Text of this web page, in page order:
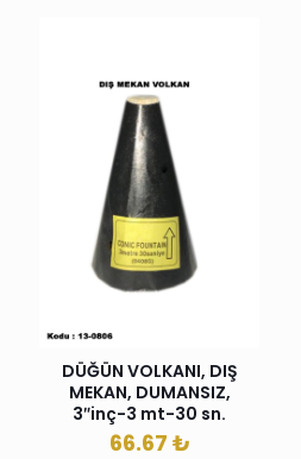
DÜĞÜN VOLKANI, DIŞ
MEKAN, DUMANSIZ,
3″inç-3 mt-30 sn.
66.67 ₺